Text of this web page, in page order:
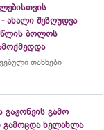
- ახალი შეზღუდვა
წლის ბოლოს
თანხები
გაჟონვის გამო
ხელახლა